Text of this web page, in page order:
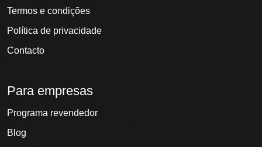
Termos e condições
Política de privacidade
Contacto
Para empresas
Programa revendedor
Blog